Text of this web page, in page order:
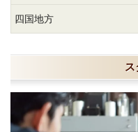
四国地方